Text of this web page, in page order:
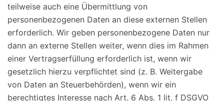
teilweise auch eine Übermittlung von
personenbezogenen Daten an diese externen Stellen
erforderlich. Wir geben personenbezogene Daten nur
dann an externe Stellen weiter, wenn dies im Rahmen
einer Vertragserfüllung erforderlich ist, wenn wir
gesetzlich hierzu verpflichtet sind (z. B. Weitergabe
von Daten an Steuerbehörden), wenn wir ein
berechtigtes Interesse nach Art. 6 Abs. 1 lit. f DSGVO